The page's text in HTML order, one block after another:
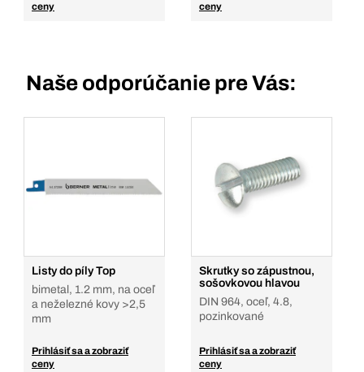
ceny
ceny
Naše odporúčanie pre Vás:
Listy do píly Top
bimetal, 1.2 mm, na oceľ
a neželezné kovy >2,5
mm
Prihlásiť sa a zobraziť
ceny
Skrutky so zápustnou,
sošovkovou hlavou
DIN 964, oceľ, 4.8,
pozinkované
Prihlásiť sa a zobraziť
ceny